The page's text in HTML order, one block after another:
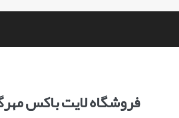
فروشگاه لایت باکس